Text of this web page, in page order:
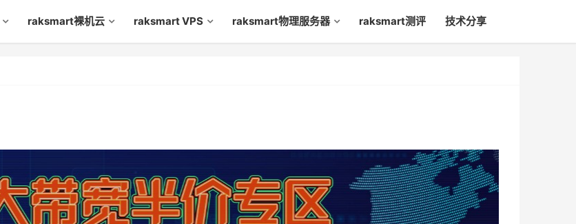
raksmart裸机云 raksmart VPS raksmart物理服务器 raksmart测评 技术分享